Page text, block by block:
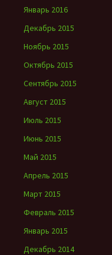
Январь 2016
Декабрь 2015
Ноябрь 2015
Октябрь 2015
Сентябрь 2015
Август 2015
Июль 2015
Июнь 2015
Май 2015
Апрель 2015
Март 2015
Февраль 2015
Январь 2015
Декабрь 2014